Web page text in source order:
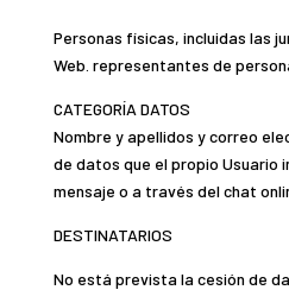
Personas físicas, incluidas las
Web. representantes de
CATEGORÍA DATOS
Nombre y apellidos y correo
de datos que el propio Usuario
mensaje o a través del chat
DESTINATARIOS
No está prevista la cesión de